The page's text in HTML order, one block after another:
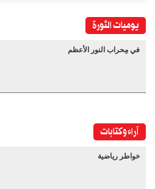
يوميات الثورة
في مِحراب النور الأعظم
آراء وكتابات
خواطر رياضية